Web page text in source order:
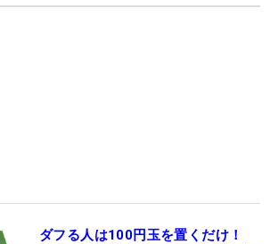
ダフる人は100円玉を置くだけ！